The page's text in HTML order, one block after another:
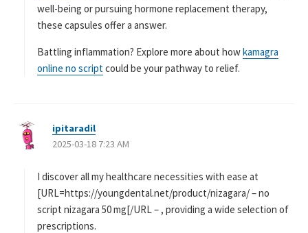
well-being or pursuing hormone replacement therapy,
these capsules offer a answer.
Battling inflammation? Explore more about howkamagra
online no scriptcould be your pathway to relief.
ipitaradil
り
2025-03-18 7:23 AM
I discover all my healthcare necessities with ease at
[URL=https://youngdental.net/product/nizagara/ – no
script nizagara 50 mg[/URL – , providing a wide selection of
prescriptions.